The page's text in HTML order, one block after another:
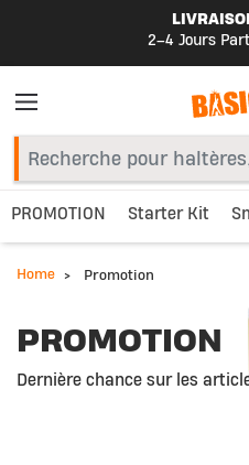
2–4 Jours
PROMOTION Starter Kit
Home Promotion
PROMOTION
Dernière chance sur les